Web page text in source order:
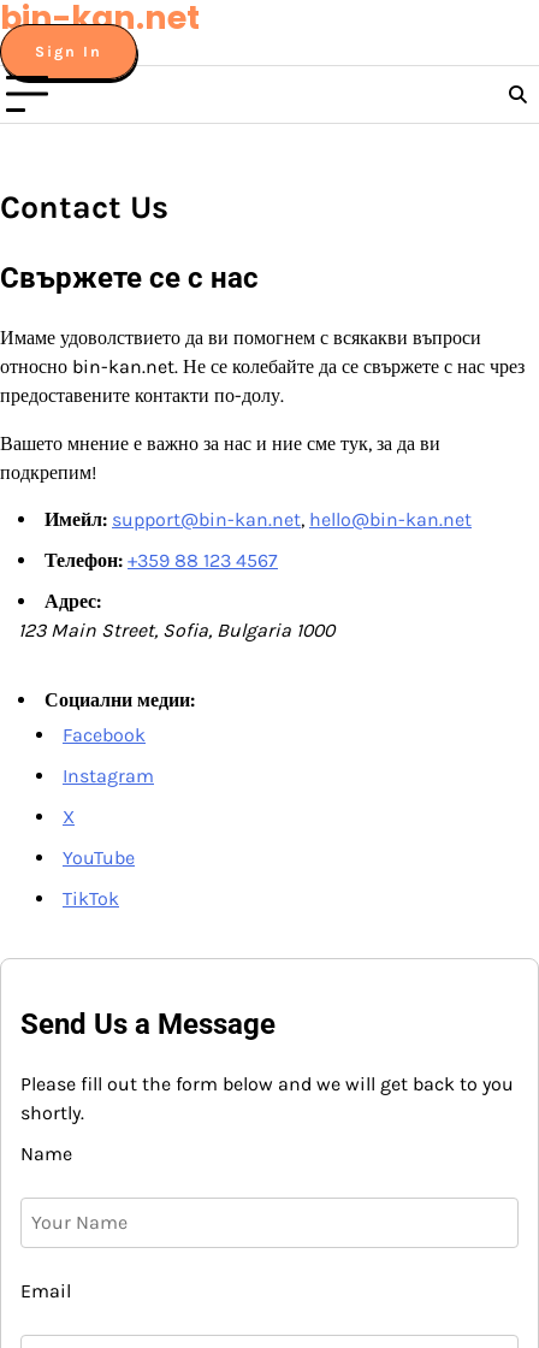
Skip
to
content
bin-kan.net
Sign In
Contact Us
Свържете се с нас
Имаме удоволствието да ви помогнем с всякакви въпроси
относно bin-kan.net. Не се колебайте да се свържете с нас чрез
предоставените контакти по-долу.
Вашето мнение е важно за нас и ние сме тук, за да ви
подкрепим!
Имейл: support@bin-kan.net, hello@bin-kan.net
Телефон: +359 88 123 4567
Адрес:
123 Main Street, Sofia, Bulgaria 1000
Социални медии:
Facebook
Instagram
X
YouTube
TikTok
Send Us a Message
Please fill out the form below and we will get back to you
shortly.
Name
Email